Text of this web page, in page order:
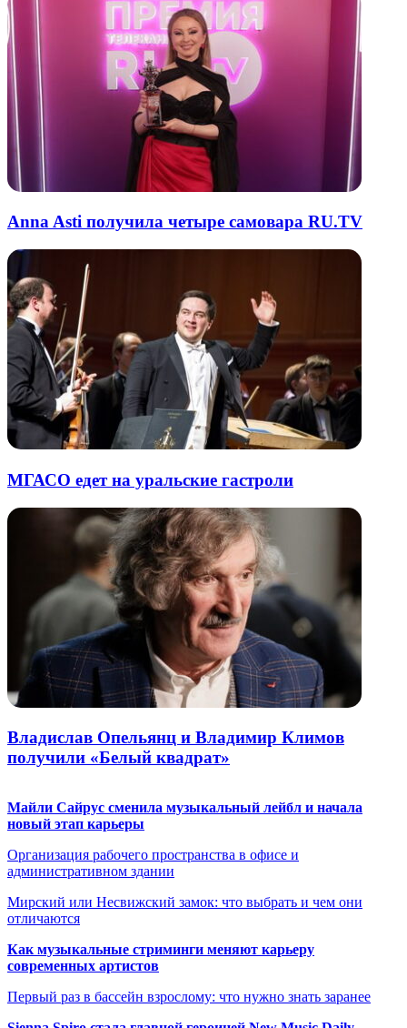
Anna Asti получила четыре самовара RU.TV
МГАСО едет на уральские гастроли
Владислав Опельянц и Владимир Климов
получили «Белый квадрат»
Майли Сайрус сменила музыкальный лейбл и начала
новый этап карьеры
Организация рабочего пространства в офисе и
административном здании
Мирский или Несвижский замок: что выбрать и чем они
отличаются
Как музыкальные стриминги меняют карьеру
современных артистов
Первый раз в бассейн взрослому: что нужно знать заранее